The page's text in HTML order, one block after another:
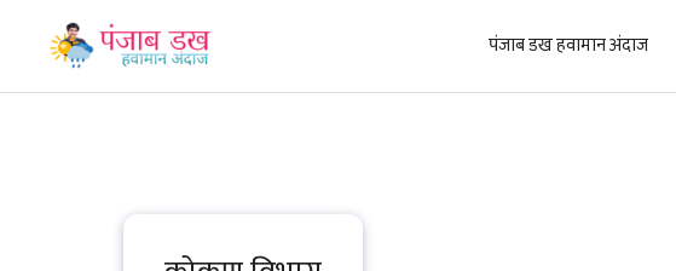
पंजाब डख हवामान अंदाज